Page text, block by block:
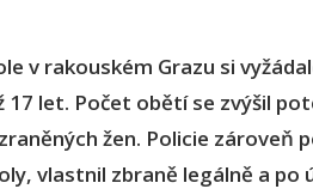
v rakouském Grazu si
17 let. Počet obětí se zvýšil
žen. Policie zároveň
vlastnil zbraně legálně a po